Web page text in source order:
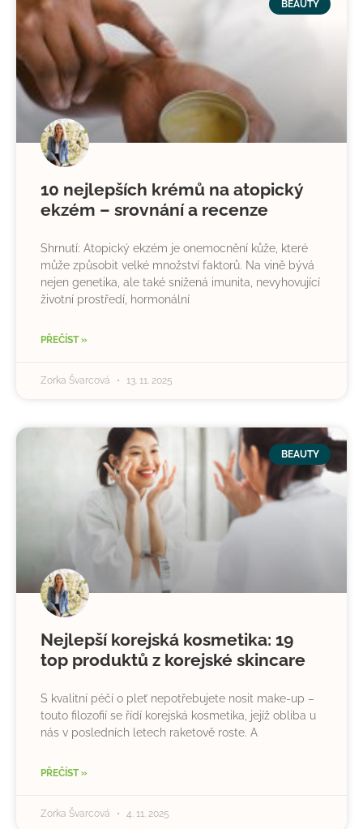
BEAUTY
10 nejlepších krémů na atopický
ekzém – srovnání a recenze
Shrnutí: Atopický ekzém je onemocnění kůže, které
může způsobit velké množství faktorů. Na vině bývá
nejen genetika, ale také snížená imunita, nevyhovující
životní prostředí, hormonální
PŘEČÍST »
Zorka Švarcová 13. 11. 2025
BEAUTY
Nejlepší korejská kosmetika: 19
top produktů z korejské skincare
S kvalitní péčí o pleť nepotřebujete nosit make-up –
touto filozofií se řídí korejská kosmetika, jejíž obliba u
nás v posledních letech raketově roste. A
PŘEČÍST »
Zorka Švarcová 4. 11. 2025